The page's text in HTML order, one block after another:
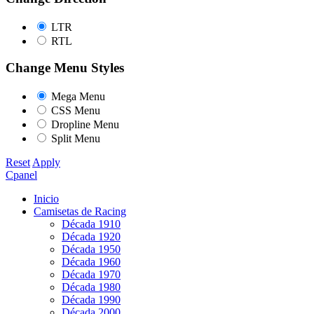
LTR
RTL
Change Menu Styles
Mega Menu
CSS Menu
Dropline Menu
Split Menu
Reset Apply
Cpanel
Inicio
Camisetas de Racing
Década 1910
Década 1920
Década 1950
Década 1960
Década 1970
Década 1980
Década 1990